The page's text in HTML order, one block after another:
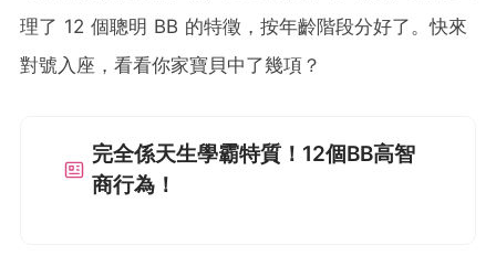
理了 12 個聰明 BB 的特徵，按年齡階段分好了。快來
對號入座，看看你家寶貝中了幾項？
完全係天生學霸特質！12個BB高智
商行為！